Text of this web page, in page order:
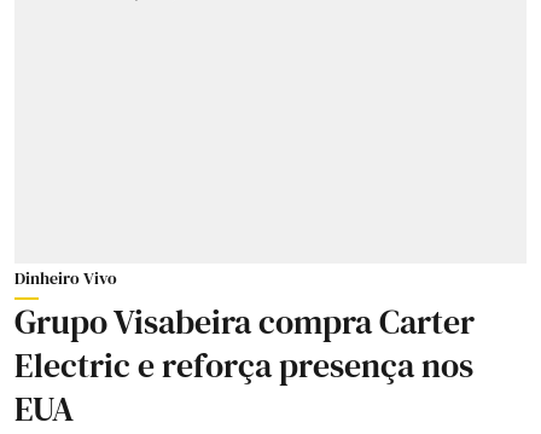
Dinheiro Vivo
Grupo Visabeira compra Carter
Electric e reforça presença nos
EUA